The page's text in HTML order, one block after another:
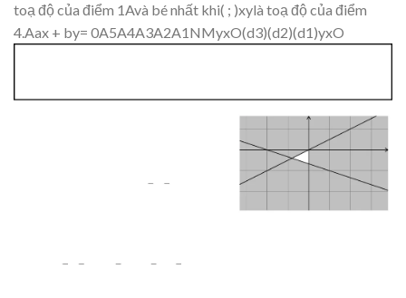
toạ độcủa điểm 1Avà bénhất khi( ; )xylà toạ độcủa điểm
4.Aax + by= 0A5A4A3A2A1NMyxO(d3)(d2)(d1)yxO